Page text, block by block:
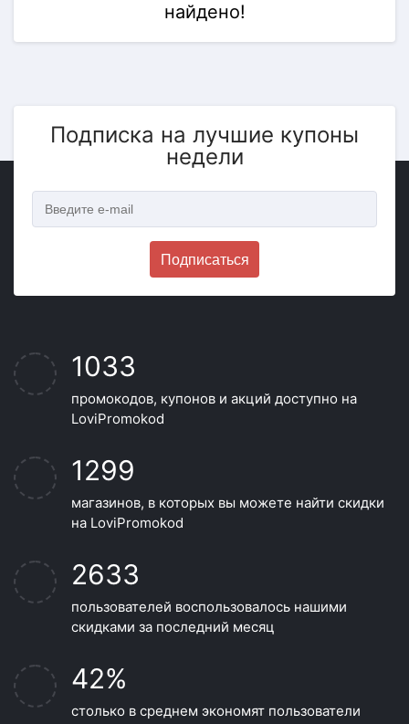
найдено!
Подписка на лучшие купоны
недели
Подписаться
1033
промокодов, купонов и акций доступно на
LoviPromokod
1299
магазинов, в которых вы можете найти скидки
на LoviPromokod
2633
пользователей воспользовалось нашими
скидками за последний месяц
42%
столько в среднем экономят пользователи